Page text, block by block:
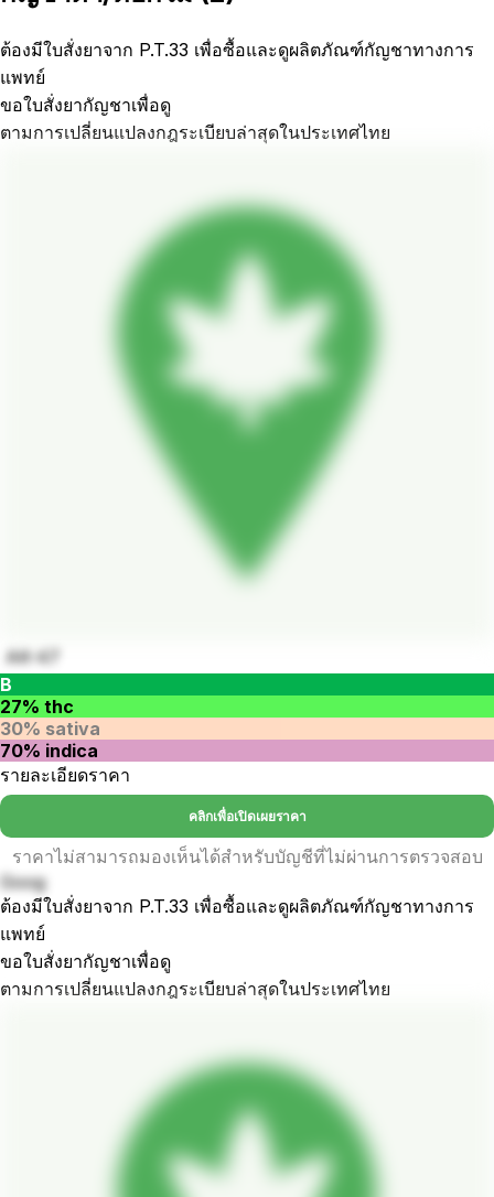
ต้องมีใบสั่งยาจาก P.T.33 เพื่อซื้อและดูผลิตภัณฑ์กัญชาทางการ
แพทย์
ขอใบสั่งยากัญชาเพื่อดู
ตามการเปลี่ยนแปลงกฎระเบียบล่าสุดในประเทศไทย
AK-47
B
27% thc
30% sativa
70% indica
รายละเอียดราคา
คลิกเพื่อเปิดเผยราคา
ราคาไม่สามารถมองเห็นได้สำหรับบัญชีที่ไม่ผ่านการตรวจสอบ
Goog
ต้องมีใบสั่งยาจาก P.T.33 เพื่อซื้อและดูผลิตภัณฑ์กัญชาทางการ
แพทย์
ขอใบสั่งยากัญชาเพื่อดู
ตามการเปลี่ยนแปลงกฎระเบียบล่าสุดในประเทศไทย